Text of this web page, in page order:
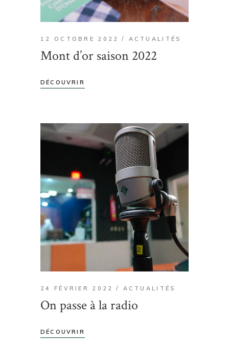
12 OCTOBRE 2022 ACTUALITÉS
Mont d’or saison 2022
DÉCOUVRIR
24 FÉVRIER 2022 ACTUALITÉS
On passe à la radio
DÉCOUVRIR